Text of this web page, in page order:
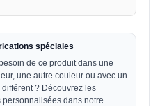
spéciales
de ce produit dans une
une autre couleur ou avec un
? Découvrez les
personnalisées dans notre